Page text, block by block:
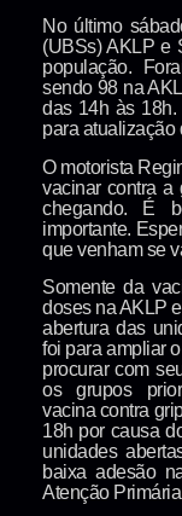
No último
(UBSs) AKLP e
população.
sendo 98 na
das 14h às 18h.
para atualização
O motorista
vacinar contra a
chegando. É
importante.
que venham se
Somente da
doses na AKLP
abertura das
foi para ampliar
procurar com
os grupos
vacina contra
18h por causa
unidades
baixa adesão
Atenção